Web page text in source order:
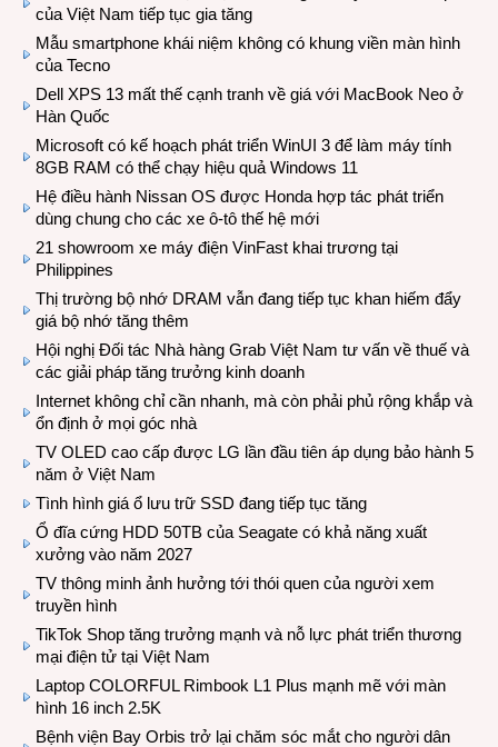
của Việt Nam tiếp tục gia tăng
Mẫu smartphone khái niệm không có khung viền màn hình
của Tecno
Dell XPS 13 mất thế cạnh tranh về giá với MacBook Neo ở
Hàn Quốc
Microsoft có kế hoạch phát triển WinUI 3 để làm máy tính
8GB RAM có thể chạy hiệu quả Windows 11
Hệ điều hành Nissan OS được Honda hợp tác phát triển
dùng chung cho các xe ô-tô thế hệ mới
21 showroom xe máy điện VinFast khai trương tại
Philippines
Thị trường bộ nhớ DRAM vẫn đang tiếp tục khan hiếm đẩy
giá bộ nhớ tăng thêm
Hội nghị Đối tác Nhà hàng Grab Việt Nam tư vấn về thuế và
các giải pháp tăng trưởng kinh doanh
Internet không chỉ cần nhanh, mà còn phải phủ rộng khắp và
ổn định ở mọi góc nhà
TV OLED cao cấp được LG lần đầu tiên áp dụng bảo hành 5
năm ở Việt Nam
Tình hình giá ổ lưu trữ SSD đang tiếp tục tăng
Ổ đĩa cứng HDD 50TB của Seagate có khả năng xuất
xưởng vào năm 2027
TV thông minh ảnh hưởng tới thói quen của người xem
truyền hình
TikTok Shop tăng trưởng mạnh và nỗ lực phát triển thương
mại điện tử tại Việt Nam
Laptop COLORFUL Rimbook L1 Plus mạnh mẽ với màn
hình 16 inch 2.5K
Bệnh viện Bay Orbis trở lại chăm sóc mắt cho người dân